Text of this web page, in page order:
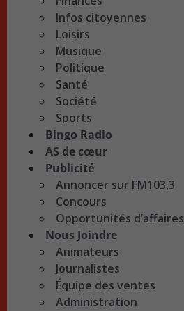
Infos citoyennes
Loisirs
Musique
Politique
Santé
Société
Sports
Bingo Radio
AS de cœur
Publicité
Annoncer sur FM103,3
Concours
Opportunités d’affaires
Nous Joindre
Animateurs
Journalistes
Équipe des ventes
Administration